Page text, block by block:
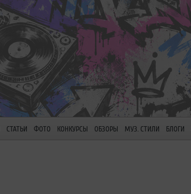
СТАТЬИ ФОТО КОНКУРСЫ ОБЗОРЫ МУЗ. СТИЛИ БЛОГИ